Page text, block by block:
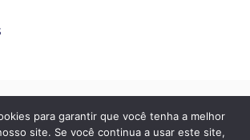
Termos de Uso Fale conosco
para garantir que você tenha a melhor
site. Se você continua a usar este site,